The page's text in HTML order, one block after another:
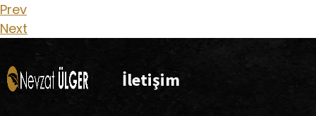
Prev
Next
İletişim